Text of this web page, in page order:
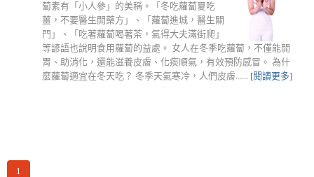
蔔素有「小人參」的美稱。「冬吃蘿蔔夏吃
薑，不要醫生開藥方」、「蘿蔔進城，醫生關
門」、「吃著蘿蔔喝著茶，氣得大夫滿街爬」
等諺語也說明食用蘿蔔的益處。 女人在冬季吃蘿蔔，不僅能開
胃、助消化，還能滋養皮膚、化痰順氣，有效預防感冒。 為什
麼蘿蔔適宜在冬天吃？ 冬季天氣寒冷，人們皮膚...... [閱讀更多]
1